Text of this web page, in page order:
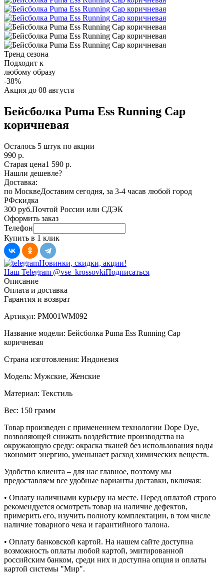
Тренд сезона
Подходит к
любому образу
-38%
Акция до 08 августа
Бейсболка Puma Ess Running Cap
коричневая
Осталось 5 штук по акции
990 р.
Старая цена1 590 р.
Нашли дешевле?
Доставка:
по МосквеДоставим сегодня, за 3-4 часав любой город
РФскидка
300 руб.Почтой России или СДЭК
Оформить заказ
Телефон
Купить в 1 клик
Новинки, скидки, акции!
Наш Telegram @vse_krossovkiПодписаться
Описание
Оплата и доставка
Гарантия и возврат
Артикул: PM001WM092
Название модели: Бейсболка Puma Ess Running Cap
коричневая
Страна изготовления: Индонезия
Модель: Мужские, Женские
Материал: Текстиль
Вес: 150 грамм
Товар произведен с применением технологии Dope Dye,
позволяющей снижать воздействие производства на
окружающую среду: окраска тканей без использования воды
экономит энергию, уменьшает расход химических веществ.
Удобство клиента – для нас главное, поэтому мы
предоставляем все удобные варианты доставки, включая:
• Оплату наличными курьеру на месте. Перед оплатой строго
рекомендуется осмотреть товар на наличие дефектов,
примерить его, изучить полноту комплектации, в том числе
наличие товарного чека и гарантийного талона.
• Оплату банковской картой. На нашем сайте доступна
возможность оплаты любой картой, эмитированной
российским банком, среди них и доступна опция и оплаты
картой системы "Мир".